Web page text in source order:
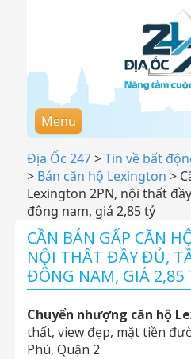
Menu
Địa Ốc 247>Tin về bất
> Bán căn hộ Lexington >
Lexington 2PN, nội thất
đông nam, giá 2,85 tỷ
CẦN BÁN GẤP CĂN
NỘI THẤT ĐẦY ĐỦ,
ĐÔNG NAM, GIÁ 2,85
Chuyển nhượng căn hộ
thất, view đẹp, mặt tiền
Phú, Quận 2